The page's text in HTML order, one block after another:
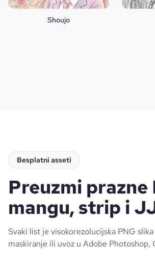
Shoujo
Besplatni asseti
Preuzmi prazne
mangu, strip i
Svaki list je visokorezolucijska PNG
maskiranje ili uvoz u Adobe